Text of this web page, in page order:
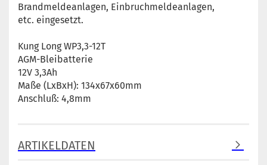
Brandmeldeanlagen, Einbruchmeldeanlagen,
etc. eingesetzt.
Kung Long WP3,3-12T
AGM-Bleibatterie
12V 3,3Ah
Maße (LxBxH): 134x67x60mm
Anschluß: 4,8mm
ARTIKELDATEN